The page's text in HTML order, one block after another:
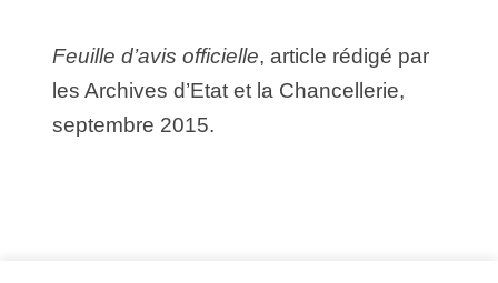
Feuille d’avis officielle, article rédigé par
les Archives d’Etat et la Chancellerie,
septembre 2015.